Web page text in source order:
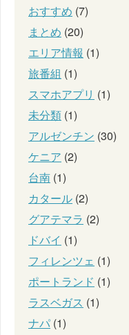
おすすめ (7)
まとめ (20)
エリア情報 (1)
旅番組 (1)
スマホアプリ (1)
未分類 (1)
アルゼンチン (30)
ケニア (2)
台南 (1)
カタール (2)
グアテマラ (2)
ドバイ (1)
フィレンツェ (1)
ポートランド (1)
ラスベガス (1)
ナパ (1)